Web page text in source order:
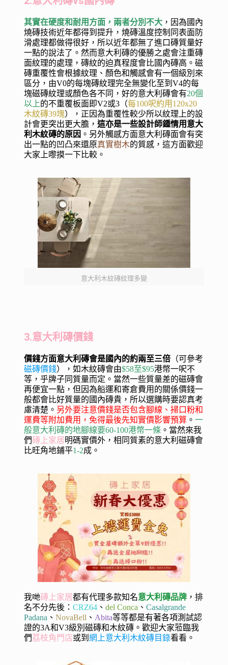
其實在硬度和耐用方面，兩者分別不大，因為國內
燒磚技術近年都得到提升，燒磚溫度控制同表面防
滑處理都做得很好，所以近年都無了進口磚質量好
一點的說法了。然而意大利磚的優勝之處會注重磚
面紋理的處理，磚紋的迫真程度會比國內磚高。磁
磚重覆性會根據紋理、顏色和觸感會有一個級別來
區分，由V0的每塊磚紋理完全無變化至到V4的每
塊磁磚紋理或顏色各不同，好的意大利磚會有20個
以上的不重覆板面即V2或3（每100呎約用 120x20
木紋磚39塊），正因為重覆性較少所以紋理上的設
計會更突出更大膽， 這亦是一些設計師鍾情用意大
利木紋磚的原因 。另外觸感方面意大利磚面會有突
出一點的凹凸來還原真實樹木的質感，這方面歡迎
大家上嚟摸一下比較。
意大利木紋磚紋理多變
3.意大利磚價錢
價錢方面意大利磚會是國內的約兩至三倍（可參考
磁磚價錢），如木紋磚會由$58至$95港幣一呎不
等，乎牌子同質量而定。當然一些質量差的磁磚會
再便宜一點，但因為船運和寄倉費用的關係價錢一
般都會比好質量的國內磚貴，所以選購時要認真考
慮清楚。 另外要注意價錢是否包含腳線、掃口粉和
運費等附加費用，免得最後先知實價影響預算。 一
般意大利磚的地腳線要60-100港幣一條。當然來我
們磚上家居明碼實價外，相同質素的意大利磁磚會
比旺角地鋪平1-2成。
我哋磚上家居都有代理多款知名意大利磚品牌，排
名不分先後： CRZ64、 del Conca 、 Casalgrande
Padana 、 NovaBell 、 Abita等等都是有著各項測試認
證的3A和V3級別磁磚和木紋磚。歡迎大家蒞臨我
們荔枝角門店或到 網上意大利木紋磚目錄看看。